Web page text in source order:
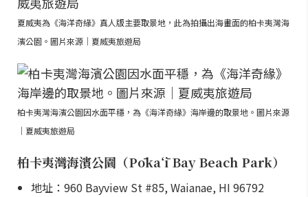
夏威夷為《海洋奇緣》真人版主要取景地，此為拍攝出海畫面的柏卡夷灣海
濱公園。圖片來源｜夏威夷旅遊局
柏卡夷灣海濱公園因水面平穩，為《海洋奇緣》海岸邊的取景地。圖片來源
｜夏威夷旅遊局
柏卡夷灣海濱公園（Pōkaʻī Bay Beach Park）
地址：960 Bayview St #85, Waianae, HI 96792